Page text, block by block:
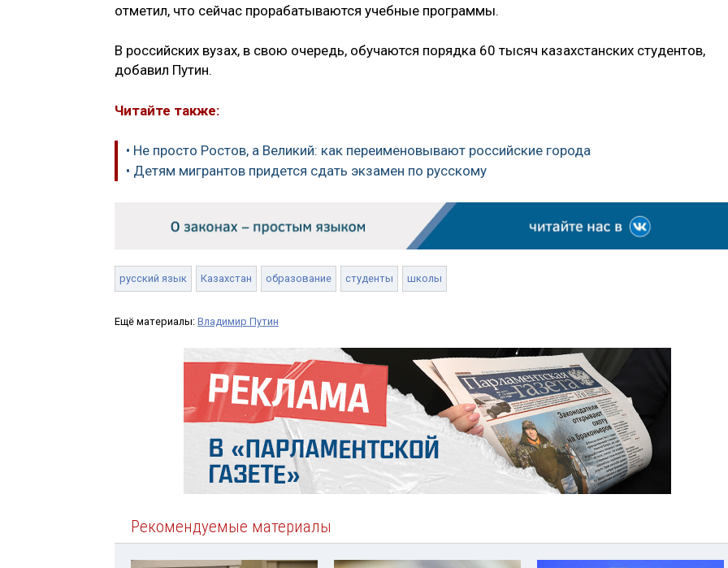
отметил, что сейчас прорабатываются учебные программы.
В российских вузах, в свою очередь, обучаются порядка 60 тысяч казахстанских студентов,
добавил Путин.
Читайте также:
• Не просто Ростов, а Великий: как переименовывают российские города
• Детям мигрантов придется сдать экзамен по русскому
русский язык Казахстан образование студенты школы
Ещё материалы: Владимир Путин
Рекомендуемые материалы